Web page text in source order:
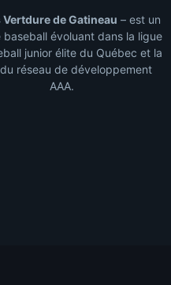
Vertdure de Gatineau – est un
évoluant dans la ligue
junior élite du Québec et la
réseau de développement
AAA.